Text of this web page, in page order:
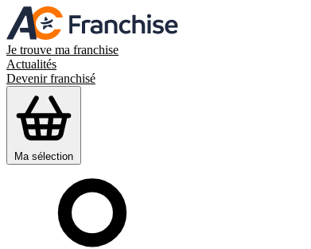
Je trouve ma franchise
Actualités
Devenir franchisé
Ma sélection